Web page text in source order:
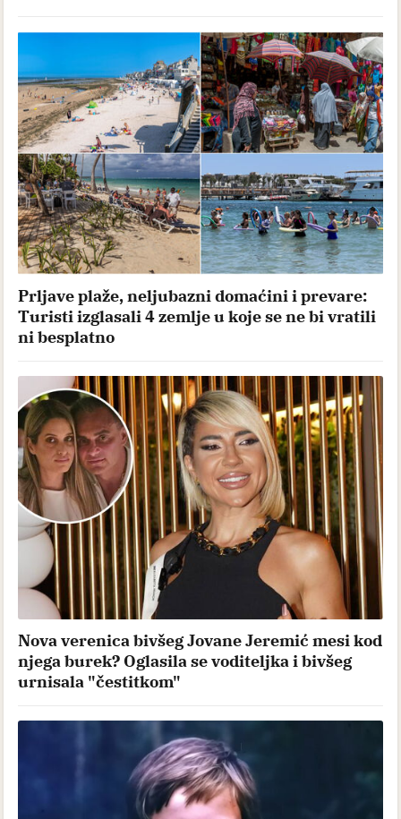
Prljave plaže, neljubazni domaćini i prevare:
Turisti izglasali 4 zemlje u koje se ne bi vratili
ni besplatno
Nova verenica bivšeg Jovane Jeremić mesi kod
njega burek? Oglasila se voditeljka i bivšeg
urnisala "čestitkom"